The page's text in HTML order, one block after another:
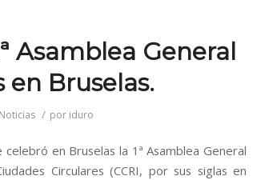
Asamblea General
en Bruselas.
Noticias / por iduro
en Bruselas la 1ª Asamblea General
Circulares (CCRI, por sus siglas en